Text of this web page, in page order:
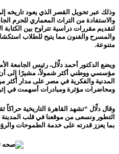
والاستفادة من التراث المعماري للحرم
لتقديم مقررات دراسية تتراوح بين الكتابة
والمسرح والفنون مما يتيح للطلاب
متنوعة.
ويضع الدكتور أحمد دلّال، رئيس الجامعة
مؤسسي ووطني أكثر شمولاً، مشيرًا إلى أن
المدنية والفكرية في مصر على مدار
ومحاضرات مؤثرة ومبادرات أسهمت في
وقال دلّال “تشهد القاهرة التاريخية حراكاً
التطور ونسعى من موقعنا في قلب المدينة
بما يعزز قدرته على خدمة الطموحات